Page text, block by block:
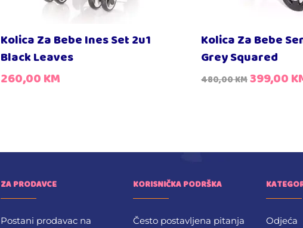
Kolica Za Bebe Ines Set 2u1
Black Leaves
260,00KM
Kolica Za Bebe
Grey Squared
480,00KM399,00
ZA PRODAVCE
Postani prodavac na
KORISNIČKA PODRŠKA
Često postavljena pitanja
Odjeća